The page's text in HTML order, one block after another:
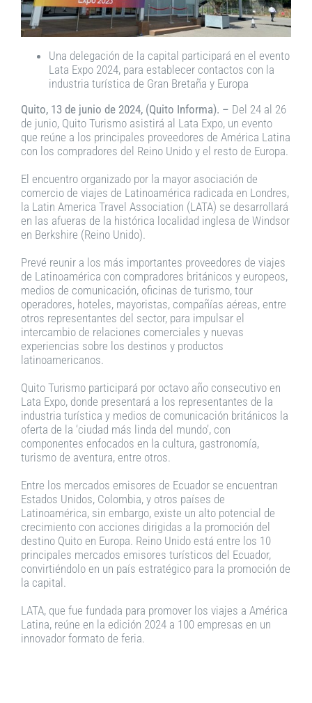
Una delegación de la capital participará en el evento
Lata Expo 2024, para establecer contactos con la
industria turística de Gran Bretaña y Europa
Quito, 13 de junio de 2024, (Quito Informa). – Del 24 al 26
de junio, Quito Turismo asistirá al Lata Expo, un evento
que reúne a los principales proveedores de América Latina
con los compradores del Reino Unido y el resto de Europa.
El encuentro organizado por la mayor asociación de
comercio de viajes de Latinoamérica radicada en Londres,
la Latin America Travel Association (LATA) se desarrollará
en las afueras de la histórica localidad inglesa de Windsor
en Berkshire (Reino Unido).
Prevé reunir a los más importantes proveedores de viajes
de Latinoamérica con compradores británicos y europeos,
medios de comunicación, oficinas de turismo, tour
operadores, hoteles, mayoristas, compañías aéreas, entre
otros representantes del sector, para impulsar el
intercambio de relaciones comerciales y nuevas
experiencias sobre los destinos y productos
latinoamericanos.
Quito Turismo participará por octavo año consecutivo en
Lata Expo, donde presentará a los representantes de la
industria turística y medios de comunicación británicos la
oferta de la ‘ciudad más linda del mundo’, con
componentes enfocados en la cultura, gastronomía,
turismo de aventura, entre otros.
Entre los mercados emisores de Ecuador se encuentran
Estados Unidos, Colombia, y otros países de
Latinoamérica, sin embargo, existe un alto potencial de
crecimiento con acciones dirigidas a la promoción del
destino Quito en Europa. Reino Unido está entre los 10
principales mercados emisores turísticos del Ecuador,
convirtiéndolo en un país estratégico para la promoción de
la capital.
LATA, que fue fundada para promover los viajes a América
Latina, reúne en la edición 2024 a 100 empresas en un
innovador formato de feria.